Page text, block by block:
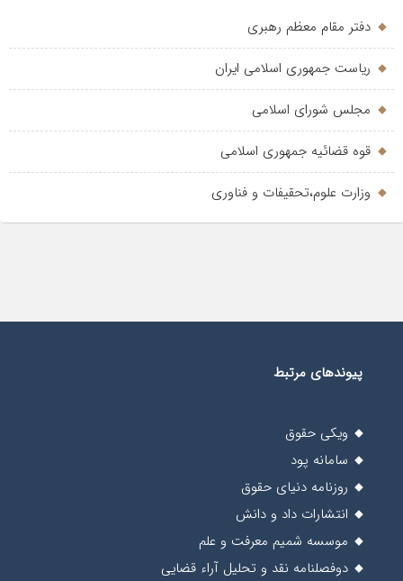
دفتر مقام معظم رهبری
ریاست جمهوری اسلامی ایران
مجلس شورای اسلامی
قوه قضائیه جمهوری اسلامی
وزارت علوم،تحقیفات و فناوری
پیوندهای مرتبط
ویکی حقوق
سامانه پود
روزنامه دنیای حقوق
انتشارات داد و دانش
موسسه شمیم معرفت و علم
دوفصلنامه نقد و تحلیل آراء قضایی